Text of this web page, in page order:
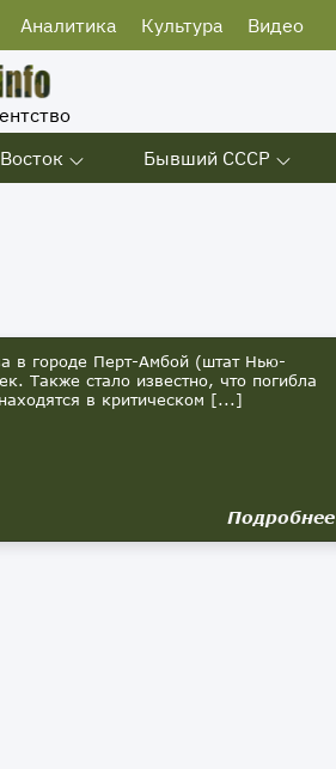
Аналитика Культура Видео
Бывший СССР
в городе Перт-Амбой (штат Нью-
Также стало известно, что погибла
в критическом [...]
Подробнее